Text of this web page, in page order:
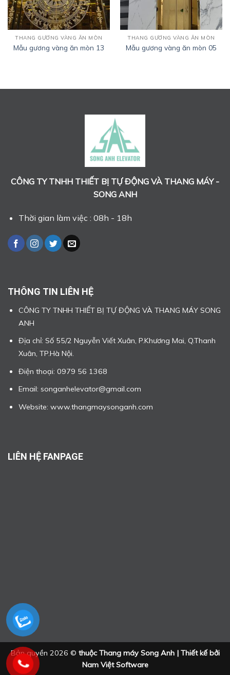
THANG GƯƠNG VÀNG ĂN MÒN
Mẫu gương vàng ăn mòn 13
THANG GƯƠNG VÀNG ĂN MÒN
Mẫu gương vàng ăn mòn 05
CÔNG TY TNHH THIẾT BỊ TỰ ĐỘNG VÀ THANG MÁY -
SONG ANH
Thời gian làm việc : 08h - 18h
THÔNG TIN LIÊN HỆ
CÔNG TY TNHH THIẾT BỊ TỰ ĐỘNG VÀ THANG MÁY SONG
ANH
Địa chỉ: Số 55/2 Nguyễn Viết Xuân, P.Khương Mai, Q.Thanh
Xuân, TP.Hà Nội.
Điện thoại: 0979 56 1368
Email: songanhelevator@gmail.com
Website: www.thangmaysonganh.com
LIÊN HỆ FANPAGE
Bản quyền 2026 © thuộc Thang máy Song Anh | Thiết kế bởi
Nam Việt Software